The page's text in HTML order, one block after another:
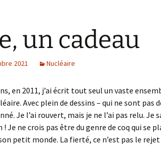
un cadeau
2021 Nucléaire
en 2011, j’ai écrit tout seul un vaste
Avec plein de dessins – qui ne sont pas
Je l’ai rouvert, mais je ne l’ai pas relu. Je
Je ne crois pas être du genre de coq qui se
petit monde. La fierté, ce n’est pas le